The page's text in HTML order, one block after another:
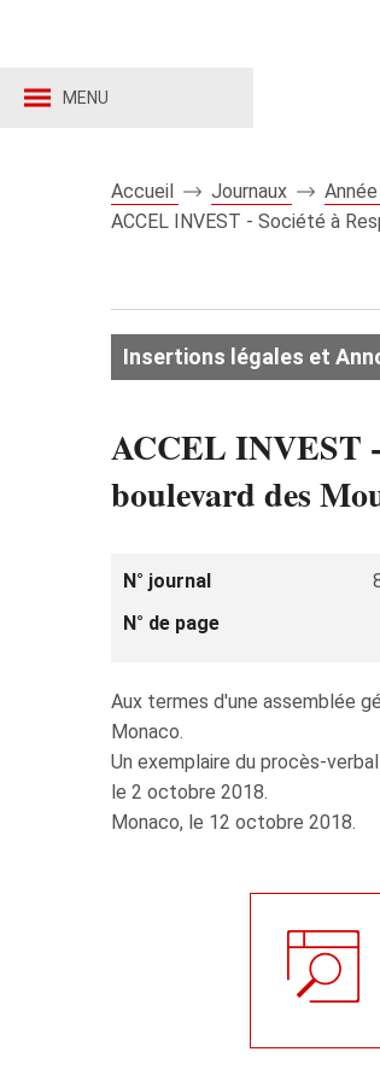
MENU
Accueil Journaux
ACCEL INVEST - Société à
Insertions légales et
ACCEL INVEST -
boulevard des
N° journal
N° de page
Aux termes d'une assemblée
Monaco.
Un exemplaire du procès-
le 2 octobre 2018.
Monaco, le 12 octobre 2018.